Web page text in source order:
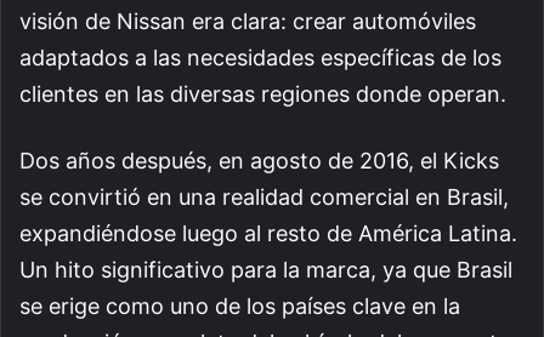
visión de Nissan era clara: crear automóviles
adaptados a las necesidades específicas de los
clientes en las diversas regiones donde operan.
Dos años después, en agosto de 2016, el Kicks
se convirtió en una realidad comercial en Brasil,
expandiéndose luego al resto de América Latina.
Un hito significativo para la marca, ya que Brasil
se erige como uno de los países clave en la